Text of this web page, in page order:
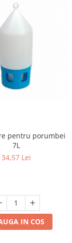
pentru porumbei
7L
34,57 Lei
IN COS